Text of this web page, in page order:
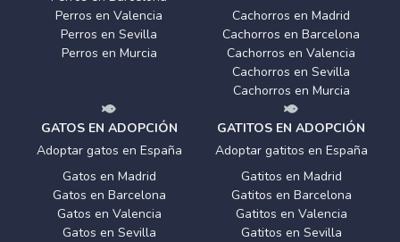
Perros en Valencia
Perros en Sevilla
Perros en Murcia
Cachorros en Madrid
Cachorros en Barcelona
Cachorros en Valencia
Cachorros en Sevilla
Cachorros en Murcia
GATOS EN ADOPCIÓN
Adoptar gatos en España
Gatos en Madrid
Gatos en Barcelona
Gatos en Valencia
Gatos en Sevilla
GATITOS EN ADOPCIÓN
Adoptar gatitos en España
Gatitos en Madrid
Gatitos en Barcelona
Gatitos en Valencia
Gatitos en Sevilla